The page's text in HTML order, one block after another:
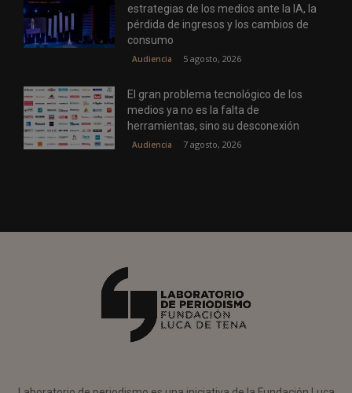
estrategias de los medios ante la IA, la
pérdida de ingresos y los cambios de
consumo
Audiencia 5 agosto, 2026
El gran problema tecnológico de los
medios ya no es la falta de
herramientas, sino su desconexión
Audiencia 7 agosto, 2026